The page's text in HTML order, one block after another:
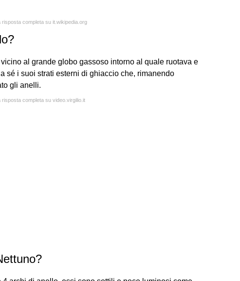
risposta completa su it.wikipedia.org
al grande globo gassoso intorno al quale ruotava e
sé i suoi strati esterni di ghiaccio che, rimanendo
gli anelli.
risposta completa su video.virgilio.it